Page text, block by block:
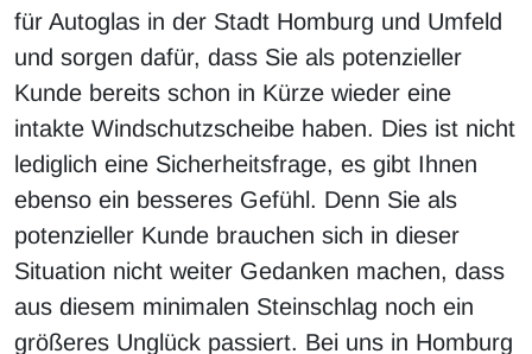
für Autoglas in der Stadt Homburg und Umfeld
und sorgen dafür, dass Sie als potenzieller
Kunde bereits schon in Kürze wieder eine
intakte Windschutzscheibe haben. Dies ist nicht
lediglich eine Sicherheitsfrage, es gibt Ihnen
ebenso ein besseres Gefühl. Denn Sie als
potenzieller Kunde brauchen sich in dieser
Situation nicht weiter Gedanken machen, dass
aus diesem minimalen Steinschlag noch ein
größeres Unglück passiert. Bei uns in Homburg